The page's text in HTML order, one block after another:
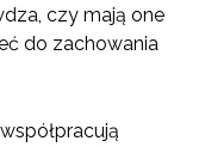
czy mają one
do zachowania